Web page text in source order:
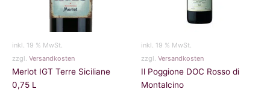
inkl. 19 % MwSt.
zzgl. Versandkosten
Merlot IGT Terre Siciliane
0,75 L
inkl. 19 % MwSt.
zzgl. Versandkosten
Il Poggione DOC Rosso di
Montalcino